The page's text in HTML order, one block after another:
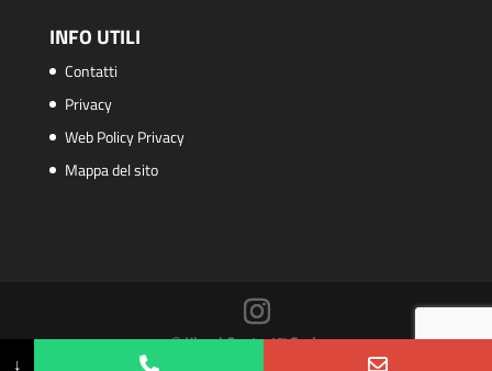
INFO UTILI
Contatti
Privacy
Web Policy Privacy
Mappa del sito
© Klemi Contact™ S.r.l.
↓